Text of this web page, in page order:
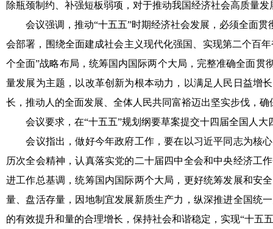
除瓶颈制约、补强短板弱项，对于推动我国经济社会高质量
会议强调，推动“十五五”时期经济社会发展，必须全面贯
会部署，围绕全面建成社会主义现代化强国、实现第二个百
个全面”战略布局，统筹国内国际两个大局，完整准确全面
量发展为主题，以改革创新为根本动力，以满足人民日益增
长，推动人的全面发展、全体人民共同富裕迈出坚实步伐，
会议要求，在“十五五”规划纲要草案提交十四届全国人大
会议指出，做好今年政府工作，要在以习近平同志为核心
历次全会精神，认真落实党的二十届四中全会和中央经济工
进工作总基调，统筹国内国际两个大局，更好统筹发展和安
量、盘活存量，因地制宜发展新质生产力，纵深推进全国统
的有效提升和量的合理增长，保持社会和谐稳定，实现“十五